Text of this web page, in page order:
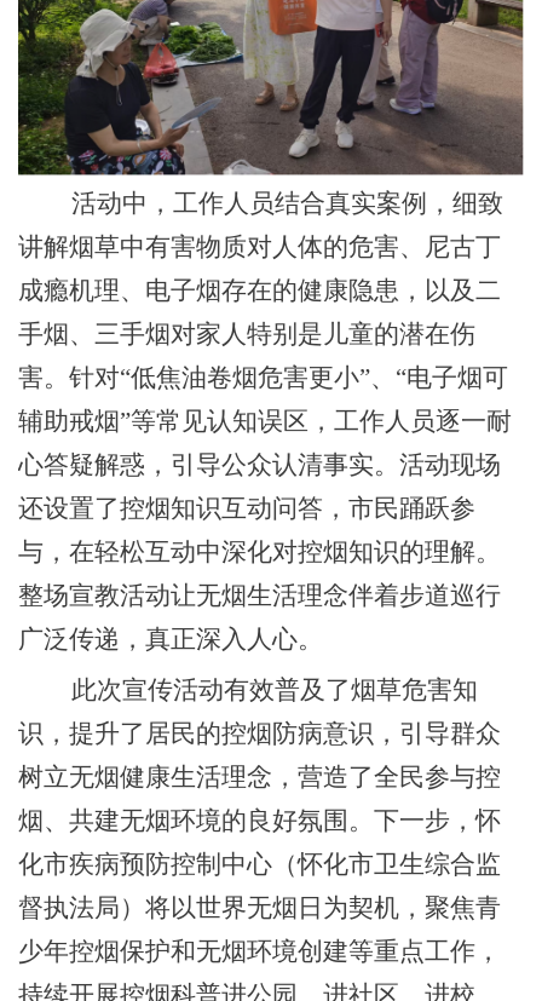
活动中，工作人员结合真实案例，细致
讲解烟草中有害物质对人体的危害、尼古丁
成瘾机理、电子烟存在的健康隐患，以及二
手烟、三手烟对家人特别是儿童的潜在伤
害。针对“低焦油卷烟危害更小”、“电子烟可
辅助戒烟”等常见认知误区，工作人员逐一耐
心答疑解惑，引导公众认清事实。活动现场
还设置了控烟知识互动问答，市民踊跃参
与，在轻松互动中深化对控烟知识的理解。
整场宣教活动让无烟生活理念伴着步道巡行
广泛传递，真正深入人心。
此次宣传活动有效普及了烟草危害知
识，提升了居民的控烟防病意识，引导群众
树立无烟健康生活理念，营造了全民参与控
烟、共建无烟环境的良好氛围。下一步，怀
化市疾病预防控制中心（怀化市卫生综合监
督执法局）将以世界无烟日为契机，聚焦青
少年控烟保护和无烟环境创建等重点工作，